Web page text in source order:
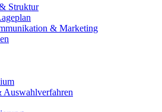
Struktur
& Marketing
Auswahlverfahren